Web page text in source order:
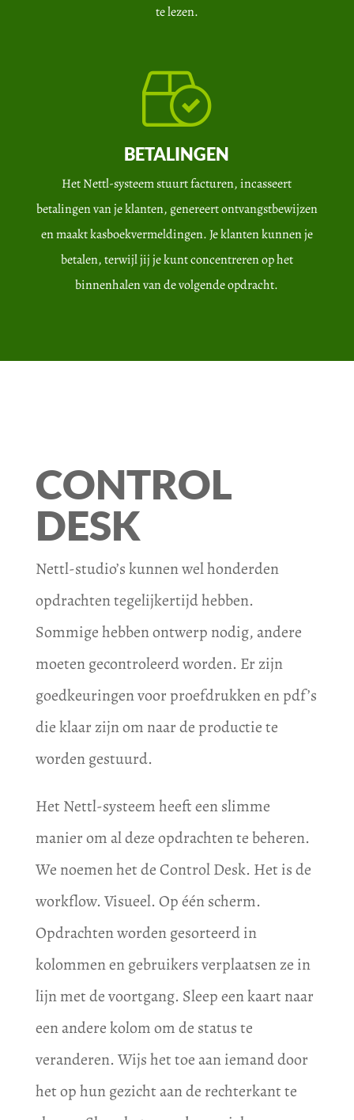
te lezen.
BETALINGEN
Het Nettl-systeem stuurt facturen, incasseert
betalingen van je klanten, genereert ontvangstbewijzen
en maakt kasboekvermeldingen. Je klanten kunnen je
betalen, terwijl jij je kunt concentreren op het
binnenhalen van de volgende opdracht.
CONTROL
DESK
Nettl-studio’s kunnen wel honderden
opdrachten tegelijkertijd hebben.
Sommige hebben ontwerp nodig, andere
moeten gecontroleerd worden. Er zijn
goedkeuringen voor proefdrukken en pdf’s
die klaar zijn om naar de productie te
worden gestuurd.
Het Nettl-systeem heeft een slimme
manier om al deze opdrachten te beheren.
We noemen het de Control Desk. Het is de
workflow. Visueel. Op één scherm.
Opdrachten worden gesorteerd in
kolommen en gebruikers verplaatsen ze in
lijn met de voortgang. Sleep een kaart naar
een andere kolom om de status te
veranderen. Wijs het toe aan iemand door
het op hun gezicht aan de rechterkant te